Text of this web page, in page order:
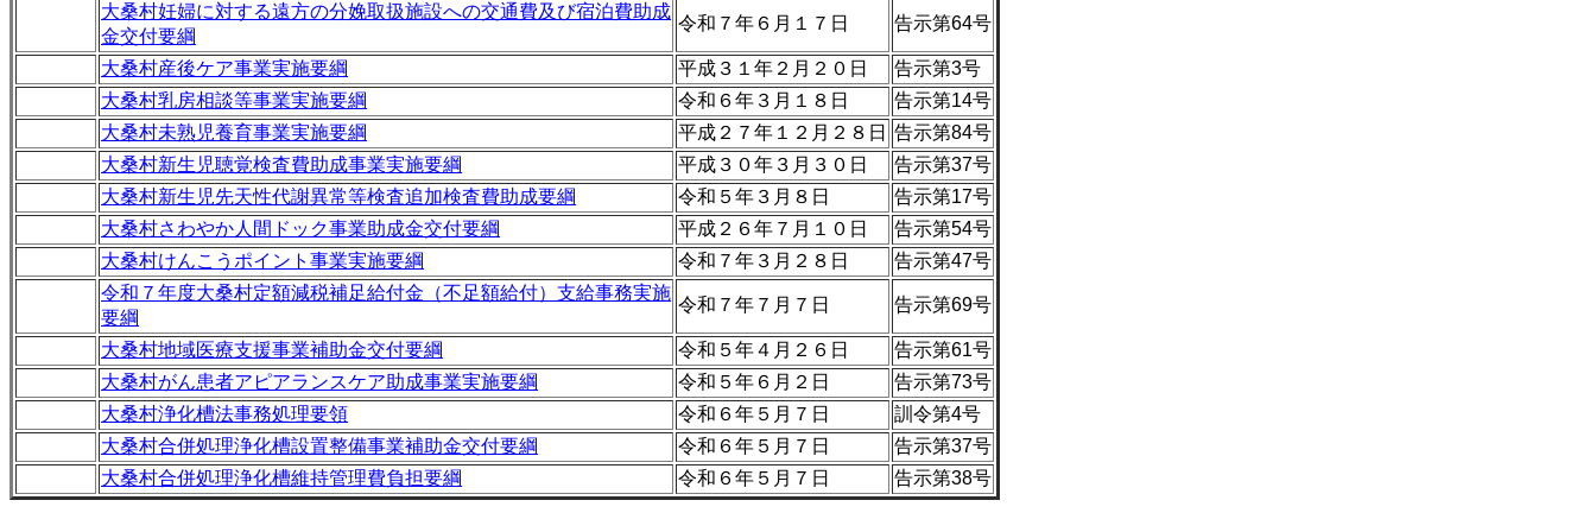
大桑村妊婦に対する遠方の分娩取扱施設への交通費及び宿泊費助成
金交付要綱
令和７年６月１７日 告示第64号
大桑村産後ケア事業実施要綱 平成３１年２月２０日
告示第3号
大桑村乳房相談等事業実施要綱
令和６年３月１８日
告示第14号
大桑村未熟児養育事業実施要綱
平成２７年１２月２８日 告示第84号
大桑村新生児聴覚検査費助成事業実施要綱
平成３０年３月３０日
告示第37号
大桑村新生児先天性代謝異常等検査追加検査費助成要綱
令和５年３月８日
告示第17号
大桑村さわやか人間ドック事業助成金交付要綱
平成２６年７月１０日
告示第54号
大桑村けんこうポイント事業実施要綱
令和７年３月２８日
告示第47号
令和７年度大桑村定額減税補足給付金（不足額給付）支給事務実施
要綱
令和７年７月７日 告示第69号
大桑村地域医療支援事業補助金交付要綱 令和５年４月２６日
告示第61号
大桑村がん患者アピアランスケア助成事業実施要綱
令和５年６月２日
告示第73号
大桑村浄化槽法事務処理要領
令和６年５月７日
訓令第4号
大桑村合併処理浄化槽設置整備事業補助金交付要綱
令和６年５月７日
告示第37号
大桑村合併処理浄化槽維持管理費負担要綱
令和６年５月７日 告示第38号